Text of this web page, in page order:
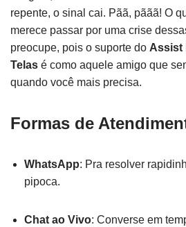
repente, o sinal cai. Pãã, pããã! O
merece passar por uma crise
preocupe, pois o suporte do Assist
Telas é como aquele amigo que
quando você mais precisa.
Formas de
WhatsApp: Pra resolver
pipoca.
Chat ao Vivo: Converse em